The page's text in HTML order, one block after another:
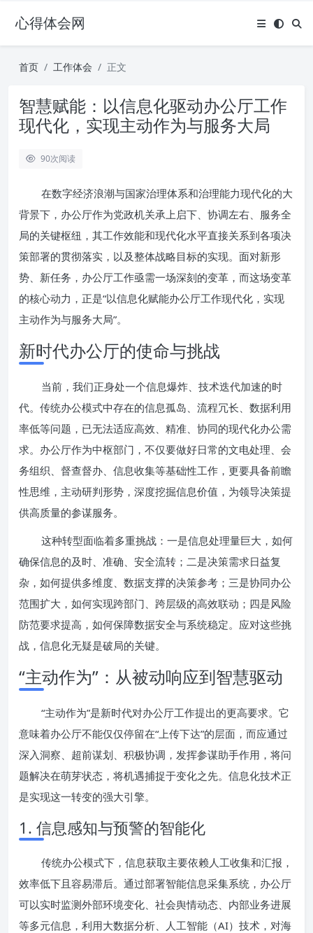
心得体会网
首页 工作体会 正文
智慧赋能：以信息化驱动办公厅工作
现代化，实现主动作为与服务大局
90次阅读
在数字经济浪潮与国家治理体系和治理能力现代化的大
背景下，办公厅作为党政机关承上启下、协调左右、服务全
局的关键枢纽，其工作效能和现代化水平直接关系到各项决
策部署的贯彻落实，以及整体战略目标的实现。面对新形
势、新任务，办公厅工作亟需一场深刻的变革，而这场变革
的核心动力，正是“以信息化赋能办公厅工作现代化，实现
主动作为与服务大局”。
新时代办公厅的使命与挑战
当前，我们正身处一个信息爆炸、技术迭代加速的时
代。传统办公模式中存在的信息孤岛、流程冗长、数据利用
率低等问题，已无法适应高效、精准、协同的现代化办公需
求。办公厅作为中枢部门，不仅要做好日常的文电处理、会
务组织、督查督办、信息收集等基础性工作，更要具备前瞻
性思维，主动研判形势，深度挖掘信息价值，为领导决策提
供高质量的参谋服务。
这种转型面临着多重挑战：一是信息处理量巨大，如何
确保信息的及时、准确、安全流转；二是决策需求日益复
杂，如何提供多维度、数据支撑的决策参考；三是协同办公
范围扩大，如何实现跨部门、跨层级的高效联动；四是风险
防范要求提高，如何保障数据安全与系统稳定。应对这些挑
战，信息化无疑是破局的关键。
“主动作为”：从被动响应到智慧驱动
“主动作为”是新时代对办公厅工作提出的更高要求。它
意味着办公厅不能仅仅停留在“上传下达”的层面，而应通过
深入洞察、超前谋划、积极协调，发挥参谋助手作用，将问
题解决在萌芽状态，将机遇捕捉于变化之先。信息化技术正
是实现这一转变的强大引擎。
1. 信息感知与预警的智能化
传统办公模式下，信息获取主要依赖人工收集和汇报，
效率低下且容易滞后。通过部署智能信息采集系统，办公厅
可以实时监测外部环境变化、社会舆情动态、内部业务进展
等多元信息，利用大数据分析、人工智能（AI）技术，对海